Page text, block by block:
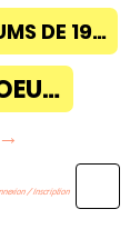
LES MEILLEURS ALBUMS DE 1968 à 2018
40 CHEFS D'OEUVRE
/ Inscription